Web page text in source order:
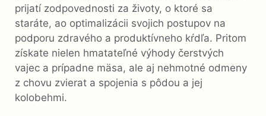
prijatí zodpovednosti za životy, o ktoré sa
staráte, ao optimalizácii svojich postupov na
podporu zdravého a produktívneho kŕdľa. Pritom
získate nielen hmatateľné výhody čerstvých
vajec a prípadne mäsa, ale aj nehmotné odmeny
z chovu zvierat a spojenia s pôdou a jej
kolobehmi.